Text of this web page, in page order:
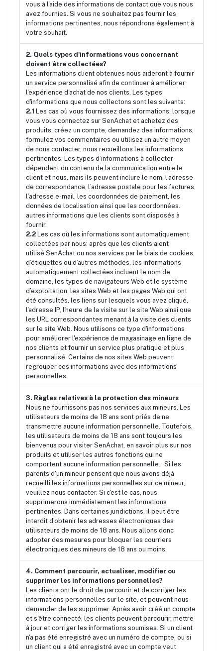
vous à l'aide des informations de contact que vous nous
avez fournies. Si vous ne souhaitez pas fournir les
informations pertinentes, nous répondrons également à
votre souhait.
2. Quels types d'informations vous concernant
doivent être collectées?
Les informations client obtenues nous aideront à fournir
un service personnalisé afin de continuer à améliorer
l'expérience d'achat de nos clients. Les types
d'informations que nous collectons sont les suivants:
2.1 Les cas où vous fournissez des informations: lorsque
vous vous connectez sur SenAchat et achetez des
produits, créez un compte, demandez des informations,
formulez vos commentaires ou utilisez un autre moyen
de nous contacter, nous recueillons les informations
pertinentes. Les types d’informations à collecter
dépendent du contenu de la communication entre le
client et nous, mais ils peuvent inclure le nom, l’adresse
de correspondance, l’adresse postale pour les factures,
l’adresse e-mail, les coordonnées de paiement, les
données de localisation ainsi que les coordonnées.
autres informations que les clients sont disposés à
fournir.
2.2 Les cas où les informations sont automatiquement
collectées par nous: après que les clients aient
utilisé SenAchat ou nos services par le biais de cookies,
d’étiquettes ou d’autres méthodes, les informations
automatiquement collectées incluent le nom de
domaine, les types de navigateurs Web et le système
d’exploitation, les sites Web et les pages Web qui ont
été consultés, les liens sur lesquels vous avez cliqué,
l'adresse IP, l'heure de la visite sur le site Web ainsi que
les URL correspondantes menant à la visite des clients
sur le site Web. Nous utilisons ce type d'informations
pour améliorer l'expérience de magasinage en ligne de
nos clients et fournir un service plus pratique et plus
personnalisé. Certains de nos sites Web peuvent
regrouper ces informations avec des informations
personnelles.
3. Règles relatives à la protection des mineurs
Nous ne fournissons pas nos services aux mineurs. Les
utilisateurs de moins de 18 ans sont priés de ne
transmettre aucune information personnelle. Toutefois,
les utilisateurs de moins de 18 ans sont toujours les
bienvenus pour visiter SenAchat, en savoir plus sur nos
produits et utiliser les autres fonctions qui ne
comportent aucune information personnelle. Si les
parents d'un mineur pensent que nous avons déjà
recueilli les informations personnelles sur ce mineur,
veuillez nous contacter. Si c'est le cas, nous
supprimerons immédiatement les informations
pertinentes. Dans certaines juridictions, il peut être
interdit d’obtenir les adresses électroniques des
utilisateurs de moins de 18 ans. Nous allons donc
adopter des mesures pour bloquer les courriers
électroniques des mineurs de 18 ans ou moins.
4. Comment parcourir, actualiser, modifier ou
supprimer les informations personnelles?
Les clients ont le droit de parcourir et de corriger les
informations personnelles sur le site, et peuvent nous
demander de les supprimer. Après avoir créé un compte
et s'être connecté, les clients peuvent parcourir, mettre
à jour et corriger les informations soumises. Si un client
n'a pas été enregistré avec un numéro de compte, ou si
un client qui a été enregistré avec un compte veut